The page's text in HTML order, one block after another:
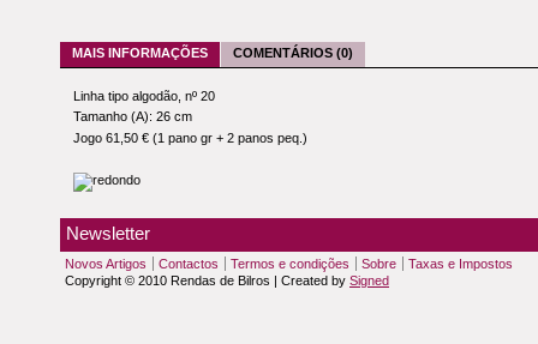
MAIS INFORMAÇÕES COMENTÁRIOS (0)
Linha tipo algodão, nº 20
Tamanho (A): 26 cm
Jogo 61,50 € (1 pano gr + 2 panos peq.)
Newsletter
Novos Artigos Contactos Termos e condições Sobre
Taxas e Impostos
Copyright © 2010 Rendas de Bilros | Created by Signed